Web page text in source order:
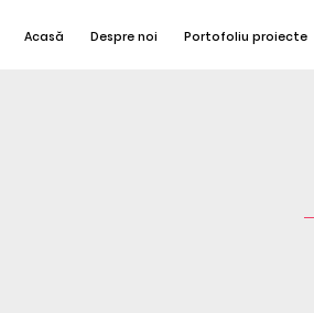
Acasă Despre noi Portofoliu proiecte